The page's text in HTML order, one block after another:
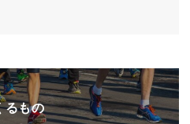
るもの